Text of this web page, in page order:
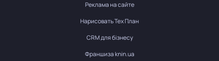
Реклама на сайте
Нарисовать Тех План
CRM для бізнесу
Франшиза knin.ua